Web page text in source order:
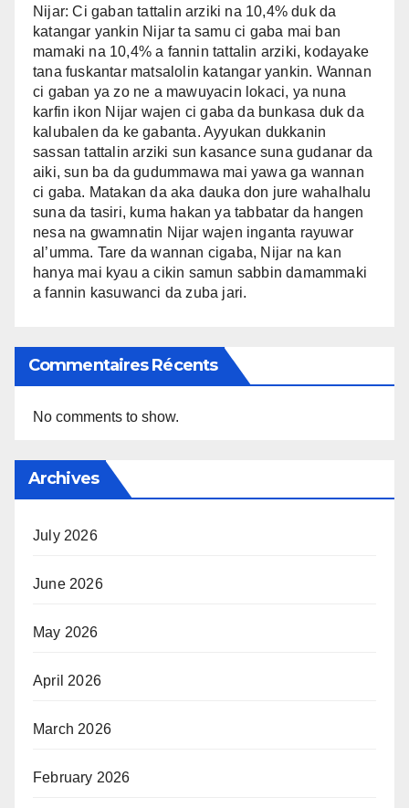
Nijar: Ci gaban tattalin arziki na 10,4% duk da
katangar yankin Nijar ta samu ci gaba mai ban
mamaki na 10,4% a fannin tattalin arziki, kodayake
tana fuskantar matsalolin katangar yankin. Wannan
ci gaban ya zo ne a mawuyacin lokaci, ya nuna
karfin ikon Nijar wajen ci gaba da bunkasa duk da
kalubalen da ke gabanta. Ayyukan dukkanin
sassan tattalin arziki sun kasance suna gudanar da
aiki, sun ba da gudummawa mai yawa ga wannan
ci gaba. Matakan da aka dauka don jure wahalhalu
suna da tasiri, kuma hakan ya tabbatar da hangen
nesa na gwamnatin Nijar wajen inganta rayuwar
al’umma. Tare da wannan cigaba, Nijar na kan
hanya mai kyau a cikin samun sabbin damammaki
a fannin kasuwanci da zuba jari.
Commentaires Récents
No comments to show.
Archives
July 2026
June 2026
May 2026
April 2026
March 2026
February 2026